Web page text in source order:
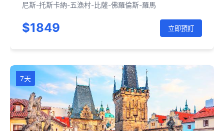
尼斯-托斯卡納-五漁村-比薩-佛羅倫斯-羅馬
$1849 立即預訂
7天